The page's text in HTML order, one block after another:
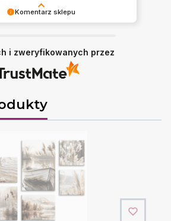
Komentarz sklepu
i zweryfikowanych przez